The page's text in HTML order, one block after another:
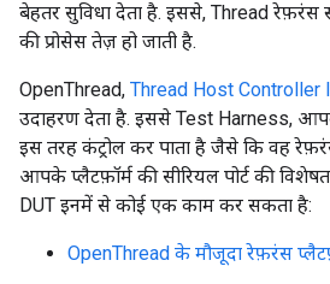
बेहतर सुविधा देता है. इससे, Thread रेफ़रंस
की प्रोसेस तेज़ हो जाती है.
OpenThread, Thread Host Controller
उदाहरण देता है. इससे Test Harness, आपके
इस तरह कंट्रोल कर पाता है जैसे कि वह
आपके प्लैटफ़ॉर्म की सीरियल पोर्ट की
DUT इनमें से कोई एक काम कर सकता है:
OpenThread के मौजूदा रेफ़रंस